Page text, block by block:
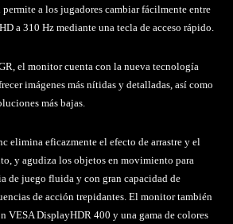
a los jugadores cambiar fácilmente entre
a 310 Hz mediante una tecla de acceso rápido.
el monitor cuenta con la nueva tecnología
imágenes más nítidas y detalladas, así como
más bajas.
elimina eficazmente el efecto de arrastre y el
y agudiza los objetos en movimiento para
de juego fluida y con gran capacidad de
de acción trepidantes. El monitor también
VESA DisplayHDR 400 y una gama de colores